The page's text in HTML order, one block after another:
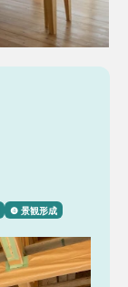
❹ 景観形成